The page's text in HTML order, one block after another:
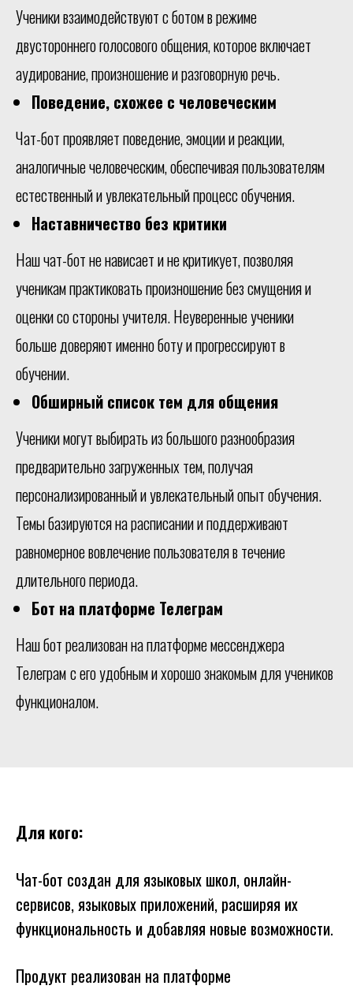
Ученики взаимодействуют с ботом в режиме
двустороннего голосового общения, которое включает
аудирование, произношение и разговорную речь.
Поведение, схожее с человеческим
Чат-бот проявляет поведение, эмоции и реакции,
аналогичные человеческим, обеспечивая пользователям
естественный и увлекательный процесс обучения.
Наставничество без критики
Наш чат-бот не нависает и не критикует, позволяя
ученикам практиковать произношение без смущения и
оценки со стороны учителя. Неуверенные ученики
больше доверяют именно боту и прогрессируют в
обучении.
Обширный список тем для общения
Ученики могут выбирать из большого разнообразия
предварительно загруженных тем, получая
персонализированный и увлекательный опыт обучения.
Темы базируются на расписании и поддерживают
равномерное вовлечение пользователя в течение
длительного периода.
Бот на платформе Телеграм
Наш бот реализован на платформе мессенджера
Телеграмс его удобным и хорошо знакомым для учеников
функционалом.
Для кого:
Чат-бот создан для языковых школ, онлайн-
сервисов, языковых приложений, расширяя их
функциональность и добавляя новые возможности.
Продукт реализован на платформе